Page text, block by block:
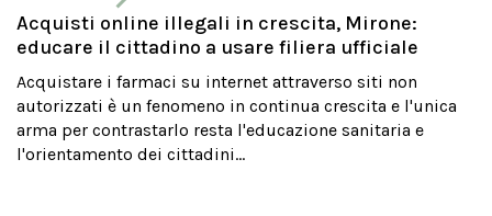
Acquisti online illegali in crescita, Mirone:
educare il cittadino a usare filiera ufficiale
Acquistare i farmaci su internet attraverso siti non
autorizzati è un fenomeno in continua crescita e l'unica
arma per contrastarlo resta l'educazione sanitaria e
l'orientamento dei cittadini...